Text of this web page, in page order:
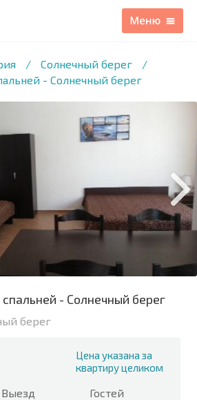
/ Солнечный берег
/
- Солнечный берег
- Солнечный берег
берег
Цена указана за
квартиру целиком
Выезд Гостей